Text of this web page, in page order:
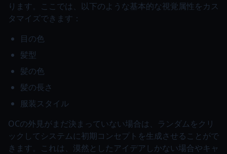
ります。ここでは、以下のような基本的な視覚属性をカス
タマイズできます：
目の色
髪型
髪の色
髪の長さ
服装スタイル
OCの外見がまだ決まっていない場合は、ランダムをクリ
ックしてシステムに初期コンセプトを生成させることがで
きます。これは、漠然としたアイデアしかない場合やキャ